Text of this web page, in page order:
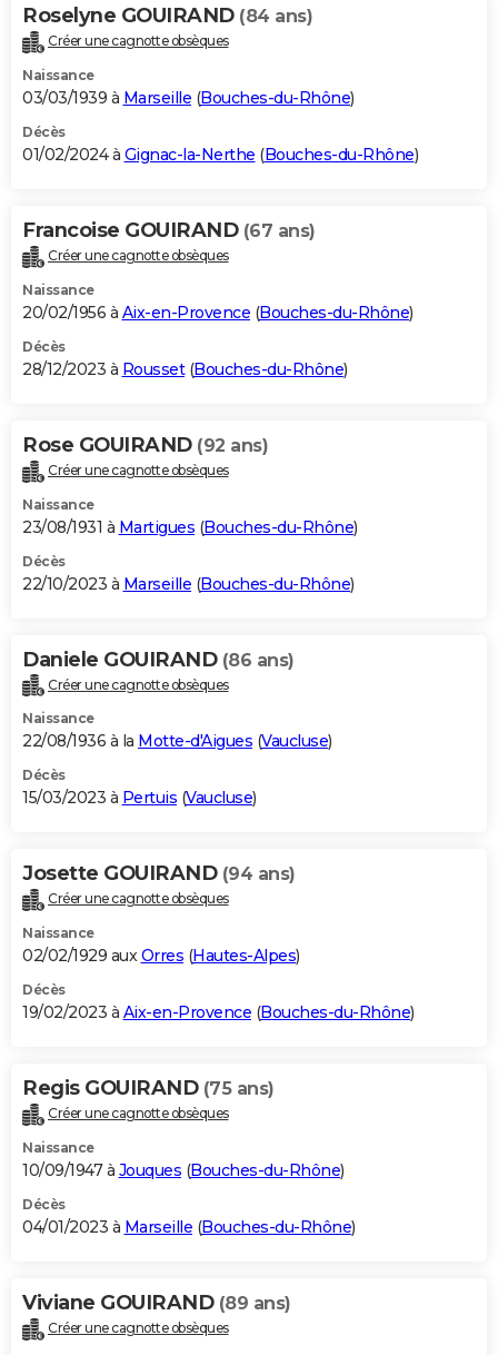
Roselyne GOUIRAND (84 ans)
Créer une cagnotte obsèques
Naissance
03/03/1939 à Marseille (Bouches-du-Rhône)
Décès
01/02/2024 à Gignac-la-Nerthe (Bouches-du-Rhône)
Francoise GOUIRAND (67 ans)
Créer une cagnotte obsèques
Naissance
20/02/1956 à Aix-en-Provence (Bouches-du-Rhône)
Décès
28/12/2023 à Rousset(Bouches-du-Rhône)
Rose GOUIRAND (92 ans)
Créer une cagnotte obsèques
Naissance
23/08/1931 à Martigues (Bouches-du-Rhône)
Décès
22/10/2023 à Marseille (Bouches-du-Rhône)
Daniele GOUIRAND (86 ans)
Créer une cagnotte obsèques
Naissance
22/08/1936 à la Motte-d'Aigues (Vaucluse)
Décès
15/03/2023 à Pertuis (Vaucluse)
Josette GOUIRAND (94 ans)
Créer une cagnotte obsèques
Naissance
02/02/1929 auxOrres (Hautes-Alpes)
Décès
19/02/2023 à Aix-en-Provence (Bouches-du-Rhône)
Regis GOUIRAND (75 ans)
Créer une cagnotte obsèques
Naissance
10/09/1947 à Jouques (Bouches-du-Rhône)
Décès
04/01/2023 à Marseille (Bouches-du-Rhône)
Viviane GOUIRAND (89 ans)
Créer une cagnotte obsèques